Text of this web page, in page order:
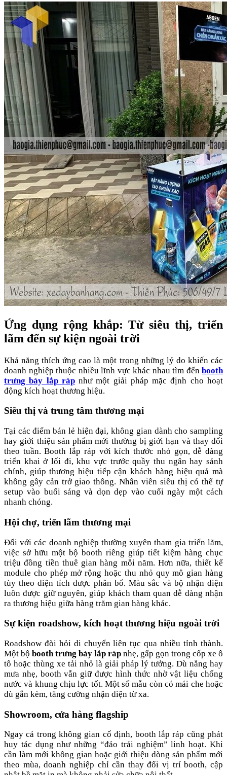
Ứng dụng rộng khắp: Từ siêu thị, triển
lãm đến sự kiện ngoài trời
Khả năng thích ứng cao là một trong những lý do khiến các
doanh nghiệp thuộc nhiều lĩnh vực khác nhau tìm đến booth
trưng bày lắp rápnhư một giải pháp mặc định cho hoạt
động kích hoạt thương hiệu.
Siêu thị và trung tâm thương mại
Tại các điểm bán lẻ hiện đại, không gian dành cho sampling
hay giới thiệu sản phẩm mới thường bị giới hạn và thay đổi
theo tuần. Booth lắp ráp với kích thước nhỏ gọn, dễ dàng
triển khai ở lối đi, khu vực trước quầy thu ngân hay sảnh
chính, giúp thương hiệu tiếp cận khách hàng hiệu quả mà
không gây cản trở giao thông. Nhân viên siêu thị có thể tự
setup vào buổi sáng và dọn dẹp vào cuối ngày một cách
nhanh chóng.
Hội chợ, triển lãm thương mại
Đối với các doanh nghiệp thường xuyên tham gia triển lãm,
việc sở hữu một bộ booth riêng giúp tiết kiệm hàng chục
triệu đồng tiền thuê gian hàng mỗi năm. Hơn nữa, thiết kế
module cho phép mở rộng hoặc thu nhỏ quy mô gian hàng
tùy theo diện tích được phân bổ. Màu sắc và bộ nhận diện
luôn được giữ nguyên, giúp khách tham quan dễ dàng nhận
ra thương hiệu giữa hàng trăm gian hàng khác.
Sự kiện roadshow, kích hoạt thương hiệu ngoài trời
Roadshow đòi hỏi di chuyển liên tục qua nhiều tỉnh thành.
Một bộ booth trưng bày lắp ráp nhẹ, gấp gọn trong cốp xe ô
tô hoặc thùng xe tải nhỏ là giải pháp lý tưởng. Dù nắng hay
mưa nhẹ, booth vẫn giữ được hình thức nhờ vật liệu chống
nước và khung chịu lực tốt. Một số mẫu còn có mái che hoặc
dù gắn kèm, tăng cường nhận diện từ xa.
Showroom, cửa hàng flagship
Ngay cả trong không gian cố định, booth lắp ráp cũng phát
huy tác dụng như những “đảo trải nghiệm” linh hoạt. Khi
cần làm mới không gian hoặc giới thiệu dòng sản phẩm mới
theo mùa, doanh nghiệp chỉ cần thay đổi vị trí booth, cập